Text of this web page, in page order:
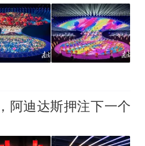
阿迪达斯押注下一个